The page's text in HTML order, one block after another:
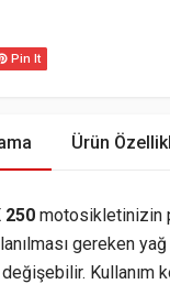
Pin It
Ürün
250 motosikletinizin
gereken
değişebilir. Kullanım